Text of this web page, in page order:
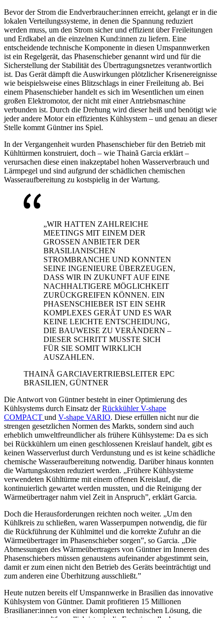
Bevor der Strom die Endverbraucher:innen erreicht, gelangt er in die
lokalen Verteilungssysteme, in denen die Spannung reduziert
werden muss, um den Strom sicher und effizient über Freileitungen
und Erdkabel an die einzelnen Kund:innen zu liefern. Eine
entscheidende technische Komponente in diesen Umspannwerken
ist ein Regelgerät, das Phasenschieber genannt wird und für die
Sicherstellung der Stabilität des Übertragungsnetzes verantwortlich
ist. Das Gerät dämpft die Auswirkungen plötzlicher Krisenereignisse
wie beispielsweise eines Blitzschlags in einer Freileitung ab. Bei
einem Phasenschieber handelt es sich im Wesentlichen um einen
großen Elektromotor, der nicht mit einer Antriebsmaschine
verbunden ist. Durch die Drehung wird dieser heiß und benötigt wie
jeder andere Motor ein effizientes Kühlsystem – und genau an dieser
Stelle kommt Güntner ins Spiel.
In der Vergangenheit wurden Phasenschieber für den Betrieb mit
Kühltürmen konstruiert, doch – wie Thainã Garcia erklärt –
verursachen diese einen inakzeptabel hohen Wasserverbrauch und
Lärmpegel und sind aufgrund der schädlichen chemischen
Wasseraufbereitung zu kostspielig in der Wartung.
„WIR HATTEN ZAHLREICHE
MEETINGS MIT EINEM DER
GROSSEN ANBIETER DER
BRASILIANISCHEN
STROMBRANCHE UND KONNTEN
SEINE INGENIEURE ÜBERZEUGEN,
DASS WIR IN ZUKUNFT AUF EINE
NACHHALTIGERE MÖGLICHKEIT
ZURÜCKGREIFEN KÖNNEN. EIN
PHASENSCHIEBER IST EIN SEHR
KOMPLEXES GERÄT UND ES WAR
KEINE LEICHTE ENTSCHEIDUNG,
DIE BAUWEISE ZU VERÄNDERN –
DIESER SCHRITT MUSSTE SICH
FÜR SIE SOMIT WIRKLICH
AUSZAHLEN.
THAINÃ GARCIAVERTRIEBSLEITER EPC
BRASILIEN, GÜNTNER
Die Antwort von Güntner besteht in einer Optimierung des
Kühlsystems durch Einsatz derRückkühler V-shape
COMPACT und V-shape VARIO. Diese erfüllen nicht nur die
strengen gesetzlichen Normen des Markts, sondern sind auch
erheblich umweltfreundlicher als frühere Kühlsysteme: Da es sich
bei Rückkühlern um einen geschlossenen Kreislauf handelt, gibt es
keinen Wasserverlust durch Verdunstung und es ist keine schädliche
chemische Wasseraufbereitung notwendig. Darüber hinaus konnten
die Wartungskosten reduziert werden. „Frühere Kühlsysteme
verwendeten Kühltürme mit einem offenen Kreislauf, die
kontinuierlich gewartet werden mussten, und die Reinigung der
Wärmeübertrager nahm viel Zeit in Anspruch”, erklärt Garcia.
Doch die Herausforderungen reichten noch weiter. „Um den
Kühlkreis zu schließen, waren Wasserpumpen notwendig, die für
die Rückführung der Kühlmittel und die korrekte Zufuhr an die
Wärmeübertrager im Phasenschieber sorgen”, so Garcia. „Die
Abmessungen des Wärmeübertragers von Güntner im Inneren des
Phasenschiebers müssen genaustens aufeinander abgestimmt sein,
damit er zum einen nicht den Betrieb des Geräts beeinträchtigt und
zum anderen eine Überhitzung ausschließt.”
Heute nutzen bereits elf Umspannwerke in Brasilien das innovative
Kühlsystem von Güntner. Damit profitieren 15 Millionen
Brasilianer:innen von einer komplexen technischen Lösung, die